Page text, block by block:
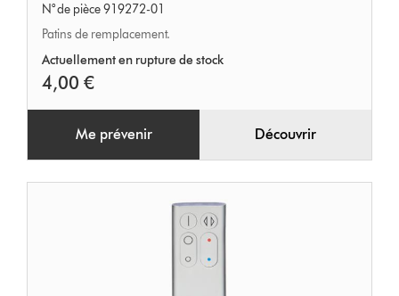
N° de pièce 919272-01
Patins de remplacement.
Actuellement en rupture de stock
4,00 €
Me prévenir Découvrir